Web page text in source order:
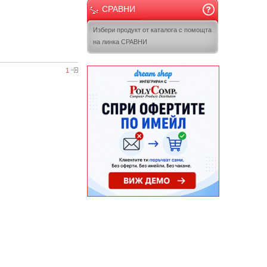
1
СРАВНИ
Избери продукт от каталога с помощта
на линка СРАВНИ